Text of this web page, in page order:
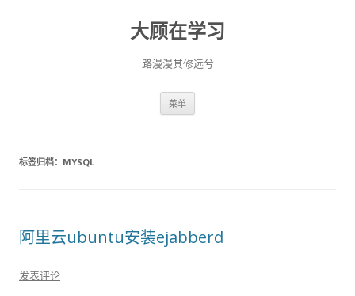
大顾在学习
路漫漫其修远兮
菜单
标签归档： MYSQL
阿里云ubuntu安装ejabberd
发表评论